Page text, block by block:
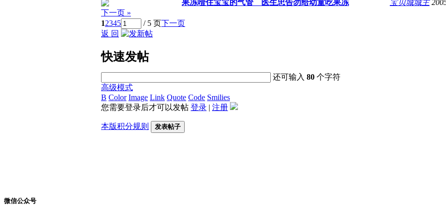
果冻噎住宝宝的气管 医生忠告勿给幼童吃果冻
宝贝城城主
下一页 »
12345 / 5 页下一页
返 回
快速发帖
还可输入80 个字符
高级模式
B Color Image Link Quote Code Smilies
您需要登录后才可以发帖 登录 | 注册
本版积分规则 发表帖子
微信公众号